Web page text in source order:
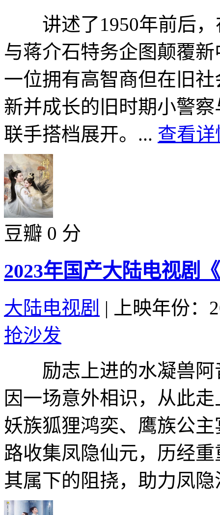
讲述了1950年前后，
与蒋介石特务企图颠覆
一位拥有高智商但在旧
新并成长的旧时期小警
联手搭档展开。... 查看详
豆瓣 0 分
2023年国产大陆电视剧
大陆电视剧 |
上映年份：
抢沙发
励志上进的水凝兽阿
因一场意外相识，从此
妖族狐狸鸿奕、鹰族公
路收集凤隐仙元，历经
其属下的阻挠，助力凤